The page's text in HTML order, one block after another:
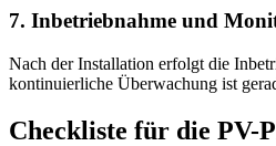
7. Inbetriebnahme und
Nach der Installation erfolgt die
kontinuierliche Überwachung ist
Checkliste für die PV-